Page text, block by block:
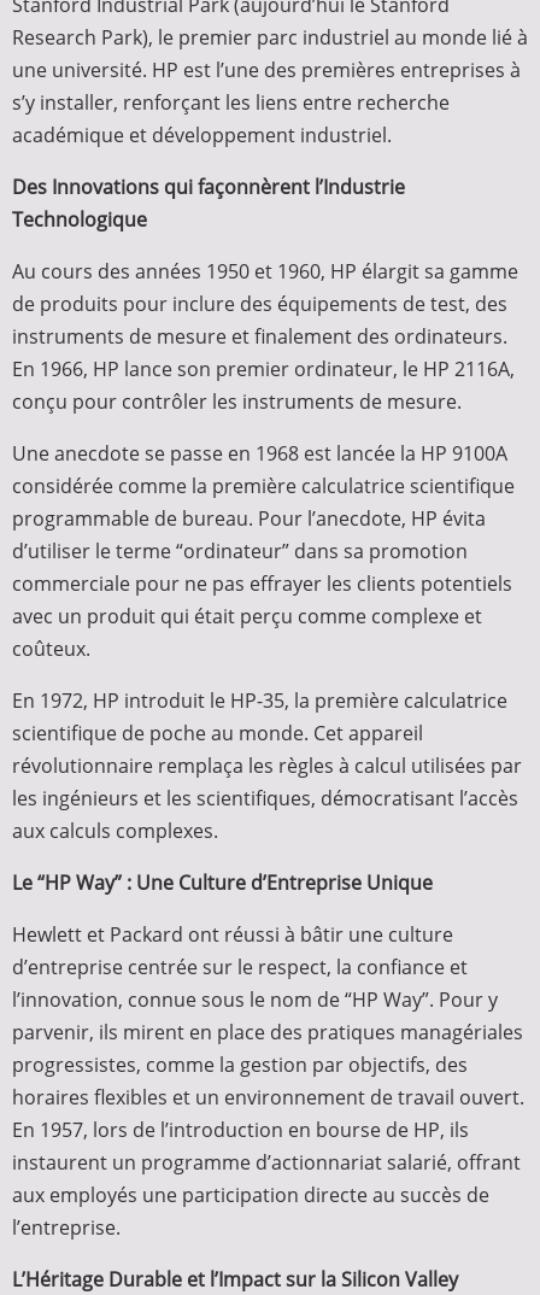
Research Park), le premier parc industriel au monde lié à
une université. HP est l’une des premières entreprises à
s’y installer, renforçant les liens entre recherche
académique et développement industriel.
Des Innovations qui façonnèrent l’Industrie
Technologique
Au cours des années 1950 et 1960, HP élargit sa gamme
de produits pour inclure des équipements de test, des
instruments de mesure et finalement des ordinateurs.
En 1966, HP lance son premier ordinateur, le HP 2116A,
conçu pour contrôler les instruments de mesure.
Une anecdote se passe en 1968 est lancée la HP 9100A
considérée comme la première calculatrice scientifique
programmable de bureau. Pour l’anecdote, HP évita
d’utiliser le terme “ordinateur” dans sa promotion
commerciale pour ne pas effrayer les clients potentiels
avec un produit qui était perçu comme complexe et
coûteux.
En 1972, HP introduit le HP-35, la première calculatrice
scientifique de poche au monde. Cet appareil
révolutionnaire remplaça les règles à calcul utilisées par
les ingénieurs et les scientifiques, démocratisant l’accès
aux calculs complexes.
Le “HP Way” : Une Culture d’Entreprise Unique
Hewlett et Packard ont réussi à bâtir une culture
d’entreprise centrée sur le respect, la confiance et
l’innovation, connue sous le nom de “HP Way”. Pour y
parvenir, ils mirent en place des pratiques managériales
progressistes, comme la gestion par objectifs, des
horaires flexibles et un environnement de travail ouvert.
En 1957, lors de l’introduction en bourse de HP, ils
instaurent un programme d’actionnariat salarié, offrant
aux employés une participation directe au succès de
l’entreprise.
L’Héritage Durable et l’Impact sur la Silicon Valley